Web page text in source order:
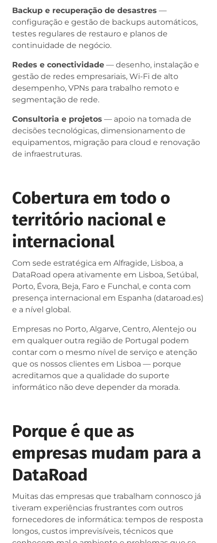
Backup e recuperação de desastres —
configuração e gestão de backups automáticos,
testes regulares de restauro e planos de
continuidade de negócio.
Redes e conectividade — desenho, instalação e
gestão de redes empresariais, Wi-Fi de alto
desempenho, VPNs para trabalho remoto e
segmentação de rede.
Consultoria e projetos — apoio na tomada de
decisões tecnológicas, dimensionamento de
equipamentos, migração para cloud e renovação
de infraestruturas.
Cobertura em todo o
território nacional e
internacional
Com sede estratégica em Alfragide, Lisboa, a
DataRoad opera ativamente em Lisboa, Setúbal,
Porto, Évora, Beja, Faro e Funchal, e conta com
presença internacional em Espanha (dataroad.es)
e a nível global.
Empresas no Porto, Algarve, Centro, Alentejo ou
em qualquer outra região de Portugal podem
contar com o mesmo nível de serviço e atenção
que os nossos clientes em Lisboa — porque
acreditamos que a qualidade do suporte
informático não deve depender da morada.
Porque é que as
empresas mudam para a
DataRoad
Muitas das empresas que trabalham connosco já
tiveram experiências frustrantes com outros
fornecedores de informática: tempos de resposta
longos, custos imprevisíveis, técnicos que